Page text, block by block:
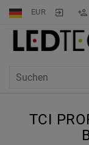
EUR
TCI